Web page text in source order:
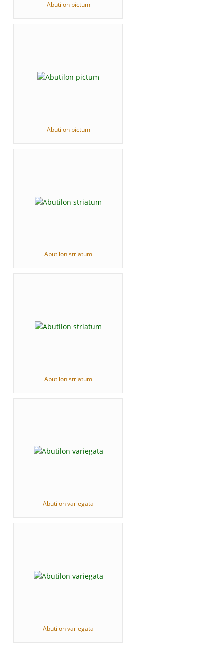
Abutilon pictum
Abutilon pictum
Abutilon striatum
Abutilon striatum
Abutilon variegata
Abutilon variegata